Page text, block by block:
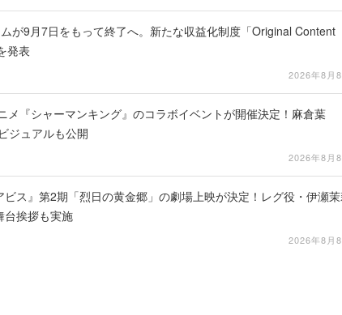
が9月7日をもって終了へ。新たな収益化制度「Original Content
発表
2026年8月8
メ『シャーマンキング』のコラボイベントが開催決定！麻倉葉
ジュアルも公開
2026年8月8
ビス』第2期「烈日の黄金郷」の劇場上映が決定！レグ役・伊瀬
台挨拶も実施
2026年8月8